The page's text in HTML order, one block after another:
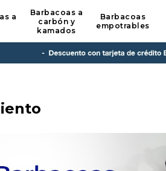
a
Barbacoas a
carbón y
kamados
Barbacoas
empotrables